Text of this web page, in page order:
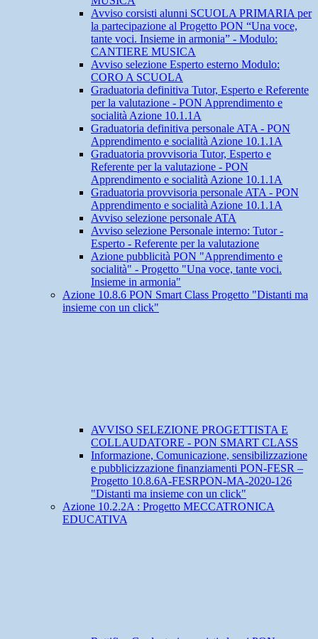
Avviso corsisti alunni SCUOLA PRIMARIA per
la partecipazione al Progetto PON “Una voce,
tante voci. Insieme in armonia” - Modulo:
CANTIERE MUSICA
Avviso selezione Esperto esterno Modulo:
CORO A SCUOLA
Graduatoria definitiva Tutor, Esperto e Referente
per la valutazione - PON Apprendimento e
socialità Azione 10.1.1A
Graduatoria definitiva personale ATA - PON
Apprendimento e socialità Azione 10.1.1A
Graduatoria provvisoria Tutor, Esperto e
Referente per la valutazione - PON
Apprendimento e socialità Azione 10.1.1A
Graduatoria provvisoria personale ATA - PON
Apprendimento e socialità Azione 10.1.1A
Avviso selezione personale ATA
Avviso selezione Personale interno: Tutor -
Esperto - Referente per la valutazione
Azione pubblicità PON "Apprendimento e
socialità" - Progetto "Una voce, tante voci.
Insieme in armonia"
Azione 10.8.6 PON Smart Class Progetto "Distanti ma
insieme con un click"
AVVISO SELEZIONE PROGETTISTA E
COLLAUDATORE - PON SMART CLASS
Informazione, Comunicazione, sensibilizzazione
e pubblicizzazione finanziamenti PON-FESR –
Progetto 10.8.6A-FESRPON-MA-2020-126
"Distanti ma insieme con un click"
Azione 10.2.2A : Progetto MECCATRONICA
EDUCATIVA